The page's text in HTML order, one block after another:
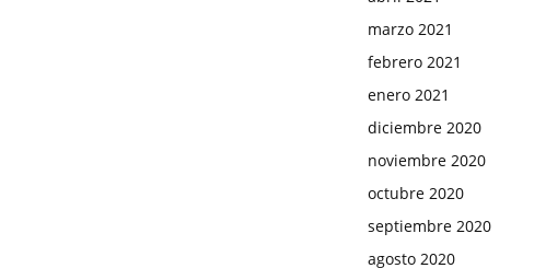
marzo 2021
febrero 2021
enero 2021
diciembre 2020
noviembre 2020
octubre 2020
septiembre 2020
agosto 2020